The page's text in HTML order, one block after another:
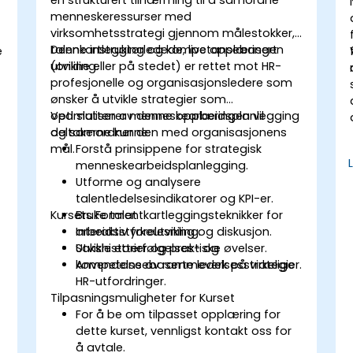
menneskeressurser med
virksomhetsstrategi gjennom målestokker,
talenkartlegging og kompetansebasert
utvikling.
Denne instruktørledede, live opplæringen
(online eller på stedet) er rettet mot HR-
profesjonelle og organisasjonsledere som
ønsker å utvikle strategier som
optimaliserer menneskearbeidsplanlegging
og samordner den med organisasjonens
mål.
Ved slutten av denne opplæringen vil
deltakerne kunne:
Forstå prinsippene for strategisk
menneskearbeidsplanlegging.
Utforme og analysere
talentledelsesindikatorer og KPI-er.
Bruke talentkartleggingsteknikker for
arbeidsstyrkeutvikling.
Utvikle etterfølgelses- og
kompetansebaserte ledelsesstrategier.
Kursets Format
Interaktiv forelesning og diskusjon.
Sakshistorier og praktiske øvelser.
Anvendelse av rammeverk på virkelige
HR-utfordringer.
Tilpasningsmuligheter for Kurset
For å be om tilpasset opplæring for
dette kurset, vennligst kontakt oss for
å avtale.